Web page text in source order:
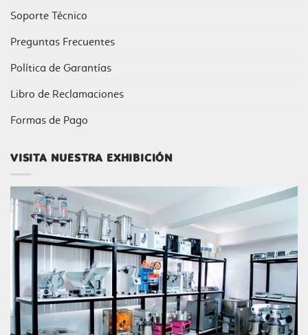
Soporte Técnico
Preguntas Frecuentes
Política de Garantías
Libro de Reclamaciones
Formas de Pago
VISITA NUESTRA EXHIBICIÓN